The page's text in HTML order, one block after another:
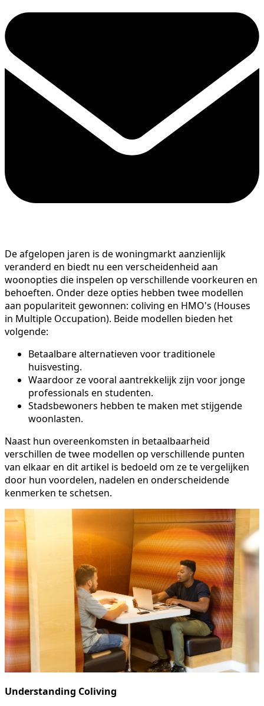
De afgelopen jaren is de woningmarkt aanzienlijk
veranderd en biedt nu een verscheidenheid aan
woonopties die inspelen op verschillende voorkeuren en
behoeften. Onder deze opties hebben twee modellen
aan populariteit gewonnen: coliving en HMO's (Houses
in Multiple Occupation). Beide modellen bieden het
volgende:
Betaalbare alternatieven voor traditionele
huisvesting.
Waardoor ze vooral aantrekkelijk zijn voor jonge
professionals en studenten.
Stadsbewoners hebben te maken met stijgende
woonlasten.
Naast hun overeenkomsten in betaalbaarheid
verschillen de twee modellen op verschillende punten
van elkaar en dit artikel is bedoeld om ze te vergelijken
door hun voordelen, nadelen en onderscheidende
kenmerken te schetsen.
Understanding Coliving